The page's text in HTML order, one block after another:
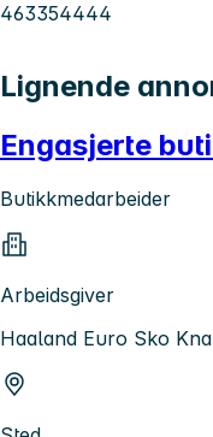
463354444
Lignende
Engasjerte
Butikkmedarbeider
Arbeidsgiver
Haaland Euro Sko